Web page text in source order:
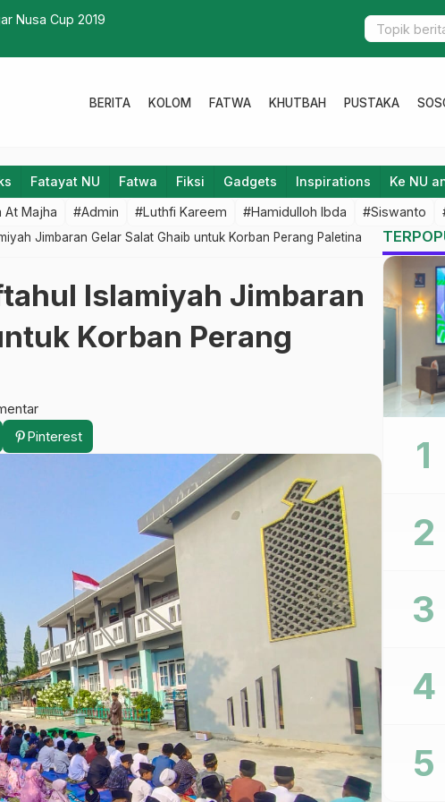
Tempura Adakan Sanggar Alam Tempur
BERITA KOLOM FATWA KHUTBAH PUSTAKA
Fatayat NU Fatwa Fiksi Gadgets Inspirations Ke NU
At Majha #Admin #Luthfi Kareem #Hamidulloh Ibda #Siswanto
Jimbaran Gelar Salat Ghaib untuk Korban Perang Paletina
Islamiyah Jimbaran
Korban Perang
Pinterest